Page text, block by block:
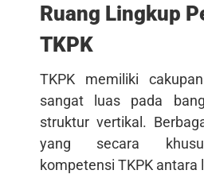
Ruang Lingkup
TKPK
TKPK memiliki
sangat luas pada
struktur vertikal.
yang secara
kompetensi TKPK antara